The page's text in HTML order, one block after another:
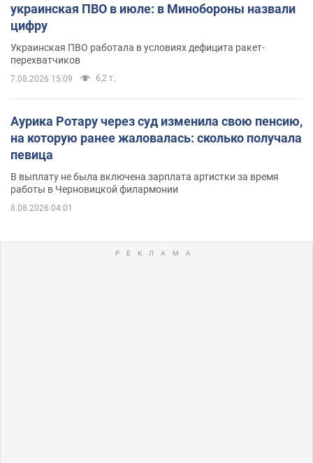
украинская ПВО в июле: в Минобороны назвали
цифру
Украинская ПВО работала в условиях дефицита ракет-
перехватчиков
7.08.2026 15:09 6,2 т.
Аурика Ротару через суд изменила свою пенсию,
на которую ранее жаловалась: сколько получала
певица
В выплату не была включена зарплата артистки за время
работы в Черновицкой филармонии
8.08.2026 04:01